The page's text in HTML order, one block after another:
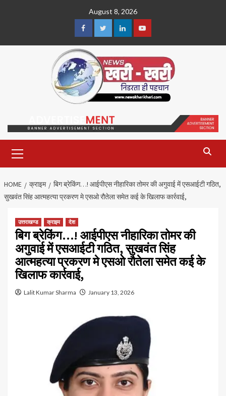
August 8, 2026
FacebookTwitterLinkedinYoutube
Menu
HOME क्राइम
बिग ब्रेकिंग…! आईपीएस नीहारिका तोमर की अगुवाई में एसआईटी गठित,
सुखवंत सिंह आत्महत्या प्रकरण मे एसओ रौतेला समेत कई के खिलाफ कार्रवाई,
उत्तराखण्ड क्राइम देश
बिग ब्रेकिंग…! आईपीएस नीहारिका तोमर की
अगुवाई में एसआईटी गठित, सुखवंत सिंह
आत्महत्या प्रकरण मे एसओ रौतेला समेत कई के
खिलाफ कार्रवाई,
Lalit Kumar Sharma January 13, 2026